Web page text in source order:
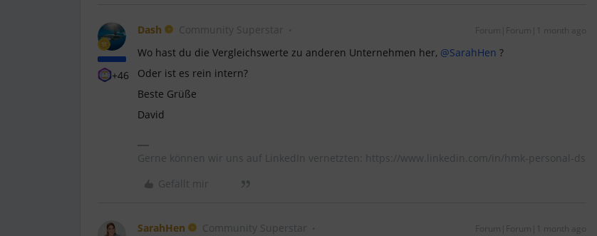
+46
Dash Community Superstar Forum|Forum|1 month ago
Wo hast du die Vergleichswerte zu anderen Unternehmen her, ​ @SarahHen ?
Oder ist es rein intern?
Beste Grüße
David
Gerne können wir uns auf LinkedIn vernetzten: https://www.linkedin.com/in/hmk-personal-ds
Gefällt mir
SarahHen Community Superstar Forum|Forum|1 month ago